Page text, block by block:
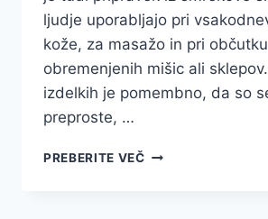
ljudje uporabljajo pri
kože, za masažo in pri občutku
obremenjenih mišic ali
izdelkih je pomembno, da so
preproste, …
PREBERITE VEČSMREKOVO